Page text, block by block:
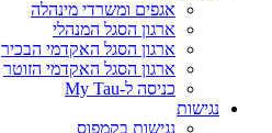
אגפים ומשרדי מינהלה
ארגון הסגל המנהלי
ארגון הסגל האקדמי הבכיר
ארגון הסגל האקדמי הזוטר
כניסה ל-My Tau
נגישות
נגישות בקמפוס